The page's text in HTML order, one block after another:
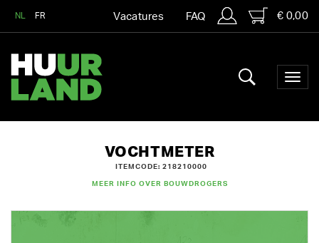
NL FR Vacatures FAQ € 0,00
VOCHTMETER
ITEMCODE: 218210000
MEER INFO OVER BOUWDROGERS